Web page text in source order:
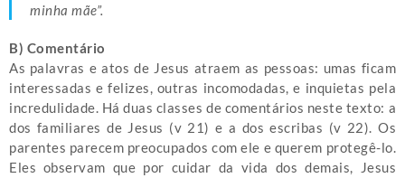
minha mãe”.
B) Comentário
As palavras e atos de Jesus atraem as pessoas: umas ficam
interessadas e felizes, outras incomodadas, e inquietas pela
incredulidade. Há duas classes de comentários neste texto: a
dos familiares de Jesus (v 21) e a dos escribas (v 22). Os
parentes parecem preocupados com ele e querem protegê-lo.
Eles observam que por cuidar da vida dos demais, Jesus